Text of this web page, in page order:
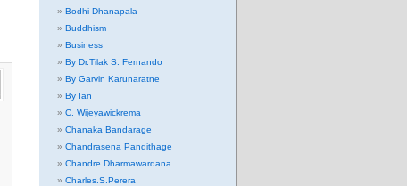
Bodhi Dhanapala
Buddhism
Business
By Dr.Tilak S. Fernando
By Garvin Karunaratne
By Ian
C. Wijeyawickrema
Chanaka Bandarage
Chandrasena Pandithage
Chandre Dharmawardana
Charles.S.Perera